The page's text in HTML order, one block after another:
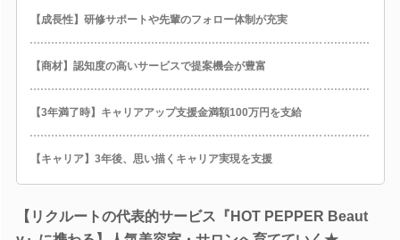
【成長性】研修サポートや先輩のフォロー体制が充実
【商材】認知度の高いサービスで提案機会が豊富
【3年満了時】キャリアアップ支援金満額100万円を支給
【キャリア】3年後、思い描くキャリア実現を支援
【リクルートの代表的サービス『HOT PEPPER Beaut